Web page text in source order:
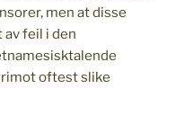
men at disse
feil i den
oftest slike